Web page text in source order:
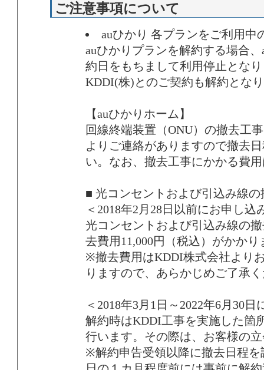
ご注意事項について
auひかり 各プランをご利用中
auひかりプランを解約する場合
約日をもちまして利用停止とな
KDDI(株)とのご契約も解約とな
【auひかりホーム】
回線終端装置（ONU）の撤去工
よりご連絡がありますので撤去
い。なお、撤去工事にかかる費
■ 光コンセントおよび引込み線
＜2018年2月28日以前にお申し込
光コンセントおよび引込み線の
去費用11,000円（税込）がかかり
※撤去費用はKDDI株式会社より
りますので、あらかじめご了承
＜2018年3月1日～2022年6月30
解約時はKDDI工事を実施した箇
行います。その際は、お客様の
※解約申告受領以降に撤去日程